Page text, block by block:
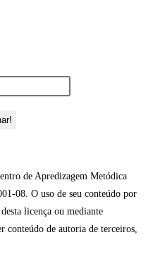
de Apredizagem Metódica
08. O uso de seu conteúdo por
licença ou mediante
conteúdo de autoria de terceiros,